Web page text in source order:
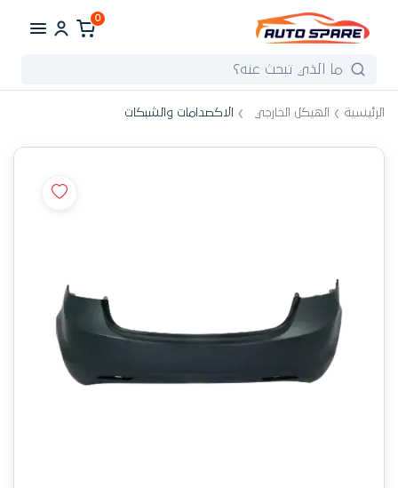
0
الرئيسية الهيكل الخارجي الاكصدامات والشبكات